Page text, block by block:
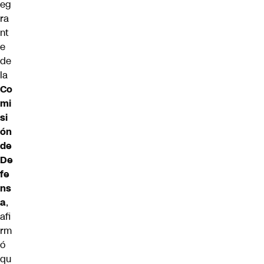
eg
ra
nt
e
de
la
Co
mi
si
ón
de
De
fe
ns
a,
afi
rm
ó
qu